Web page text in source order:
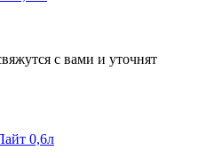
с вами и уточнят